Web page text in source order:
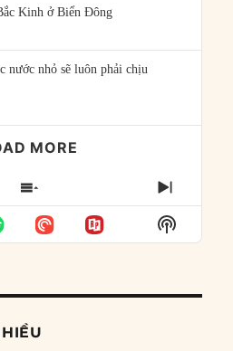
Kinh ở Biển Đông
nước nhỏ sẽ luôn phải chịu
MORE
SHOW
EPISODES
LIST
NEXT
Show
Podcast